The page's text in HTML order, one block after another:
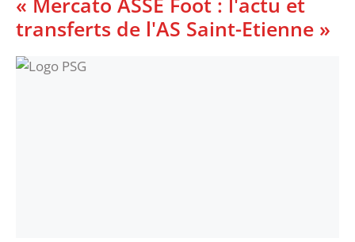
transferts de l'AS Saint-Etienne »